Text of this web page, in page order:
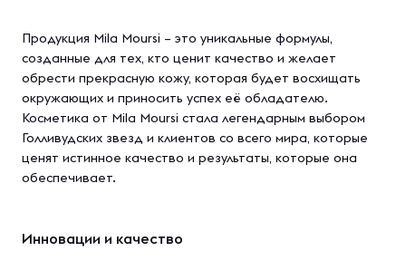
Продукция Mila Moursi – это уникальные формулы,
созданные для тех, кто ценит качество и желает
обрести прекрасную кожу, которая будет восхищать
окружающих и приносить успех её обладателю.
Косметика от Mila Moursi стала легендарным выбором
Голливудских звезд и клиентов со всего мира, которые
ценят истинное качество и результаты, которые она
обеспечивает.
Инновации и качество